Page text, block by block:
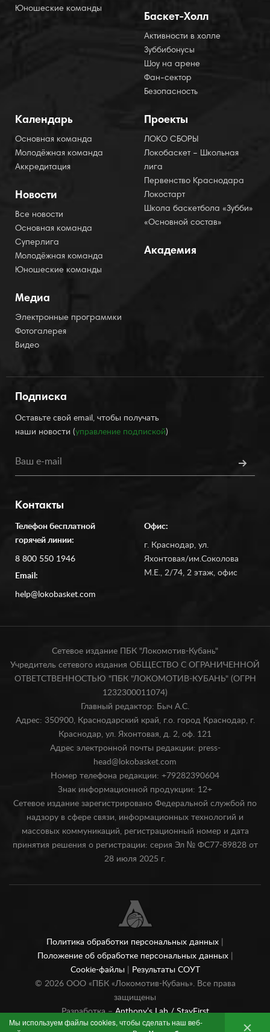
Мы используем файлы cookies, чтобы сделать наш веб-
Юношеские команды
Баскет-Холл
Активности в холле
Зуббибонусы
Шоу на арене
Фан-сектор
Безопасность
Календарь
Основная команда
Молодёжная команда
Аккредитация
Новости
Все новости
Основная команда
Суперлига
Молодёжная команда
Юношеские команды
Медиа
Электронные программки
Фотогалерея
Видео
Проекты
ЛОКО СБОРЫ
Локобаскет – Школьная
лига
Первенство Краснодара
Локостарт
Школа баскетбола «Зубби»
«Основной состав»
Академия
Подписка
Оставьте свой email, чтобы получать
наши новости (управление подпиской)
Контакты
Телефон бесплатной
горячей линии:
8 800 550 1946
Email:
help@lokobasket.com
Офис:
г. Краснодар, ул.
Яхонтовая/им.Соколова
М.Е., 2/74, 2 этаж, офис
Сетевое издание ПБК "Локомотив-Кубань"
Учредитель сетевого издания ОБЩЕСТВО С ОГРАНИЧЕННОЙ
ОТВЕТСТВЕННОСТЬЮ "ПБК "ЛОКОМОТИВ-КУБАНЬ" (ОГРН
1232300011074)
Главный редактор: Быч А.С.
Адрес: 350900, Краснодарский край, г.о. город Краснодар, г.
Краснодар, ул. Яхонтовая, д. 2, оф. 121
Адрес электронной почты редакции: press-
head@lokobasket.com
Номер телефона редакции: +79282390604
Знак информационной продукции: 12+
Сетевое издание зарегистрировано Федеральной службой по
надзору в сфере связи, информационных технологий и
массовых коммуникаций, регистрационный номер и дата
принятия решения о регистрации: серия Эл № ФС77-89828 от
28 июля 2025 г.
Политика обработки персональных данных
Положение об обработке персональных данных
Cookie-файлы
Результаты СОУТ
© 2026ООО «ПБК «Локомотив-Кубань». Все права
защищены
Разработка –Anthony’s Lab /StayFirst